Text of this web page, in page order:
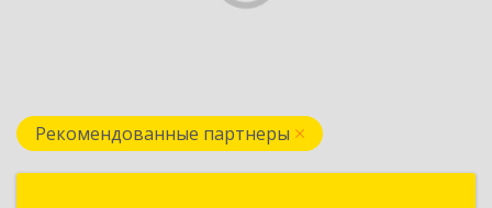
Рекомендованные партнеры